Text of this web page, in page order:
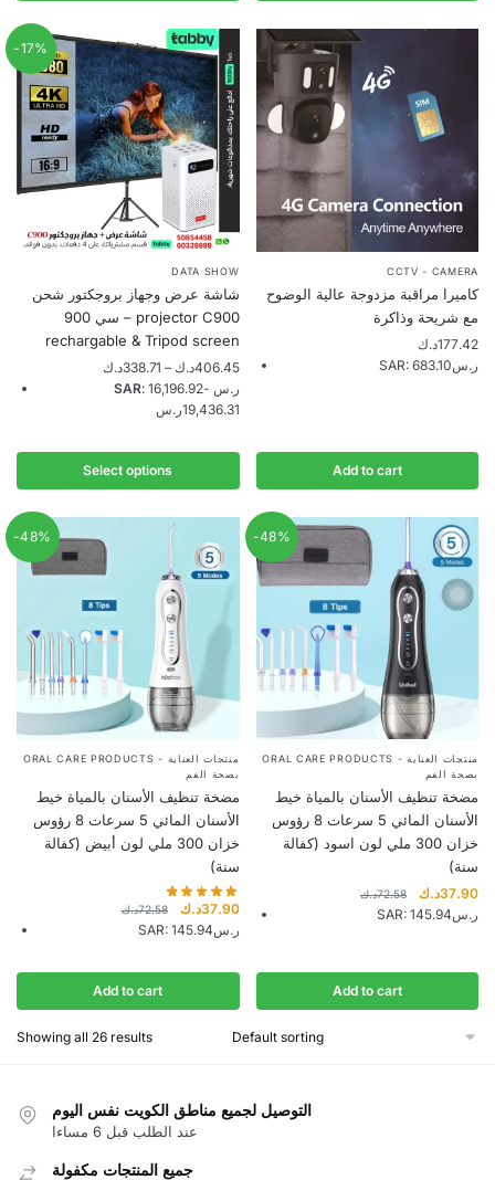
be
chosen
on
the
product
page
be
chosen
on
the
product
page
-17%
DATA SHOW
شاشة عرض وجهاز بروجكتور شحن
سي 900 – projector C900
rechargable & Tripod screen
338.71د.ك – 406.45د.ك
Price
range:
338.71د.ك
406.45د.ك
SAR: 16,196.92ر.س -
19,436.31ر.س
Select options
product
may
be
chosen
on
the
CCTV - CAMERA
كاميرا مراقبة مزدوجة عالية الوضوح
مع شريحة وذاكرة
177.42د.ك
SAR: 683.10ر.س
Add to cart
-48%
ORAL CARE PRODUCTS - منتجات العناية
بصحة الفم
مضخة تنظيف الأسنان بالمياة خيط
الأسنان المائي 5 سرعات 8 رؤوس
خزان 300 ملي لون أبيض (كفالة
سنة)
72.58د.ك
Original
price
72.58د.ك.
37.90د.ك
Current
price
37.90د.ك.
SAR: 145.94ر.س
Add to cart
-48%
ORAL CARE PRODUCTS - منتجات العناية
بصحة الفم
مضخة تنظيف الأسنان بالمياة خيط
الأسنان المائي 5 سرعات 8 رؤوس
خزان 300 ملي لون اسود (كفالة
سنة)
72.58د.ك
Original
price
37.90د.ك
SAR: 145.94ر.س
Add to cart
Showing all 26 results
التوصيل لجميع مناطق الكويت نفس اليوم
عند الطلب قبل 6 مساءا
جميع المنتجات مكفولة